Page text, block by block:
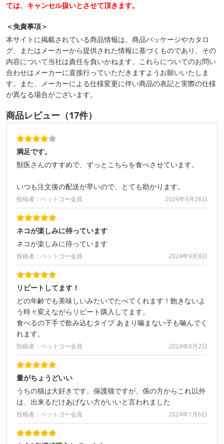
ては、キャンセル扱いとさせて頂きます。
＜免責事項＞
本サイトに掲載されている商品情報は、商品パッケージやカタロ
グ、またはメーカーから提供された情報に基づくものであり、その
内容について当社は責任を負いかねます。これらについてのお問い
合わせはメーカーに直接行っていただきますようお願いいたしま
す。また、メーカーによる仕様変更に伴い商品の表記と実際の仕様
が異なる場合がございます。
商品レビュー（17件）
満足です。
獣医さんのすすめで、ずっとこちらを食べさせています。
いつも注文後の配送が早いので、とても助かります。
投稿者：ペットゴー会員 2024年9月28日
ネコが楽しみに待っています
ネコが楽しみに待っています
投稿者：ペットゴー会員 2024年9月8日
リピートしてます！
どの年齢でも美味しいみたいでたべてくれます！飽きないよ
う時々変えながらリピート購入してます。
食べるの下手で飲み込むタイプ あまり噛まない子も噛んでく
れます。
投稿者：ペットゴー会員 2024年8月2日
量がちょうどいい
うちの猫は大好きです。保護猫ですが、係の方からこれ以外
は、出来るだけあげない方がいいと言われました
投稿者：ペットゴー会員 2024年1月6日